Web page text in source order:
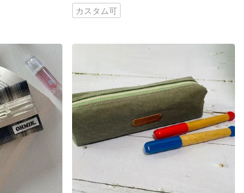
カスタム可